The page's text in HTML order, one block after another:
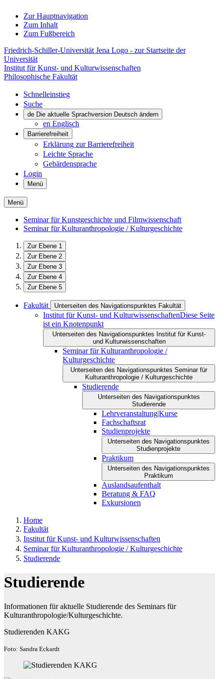
Zur Hauptnavigation
Zum Inhalt
Zum Fußbereich
Friedrich-Schiller-Universität Jena Logo - zur Startseite der
Universität
Institut für Kunst- und Kulturwissenschaften
Philosophische Fakultät
Schnelleinstieg
Suche
de Die aktuelle Sprachversion Deutsch ändern
en Englisch
Barrierefreiheit
Erklärung zur Barrierefreiheit
Leichte Sprache
Gebärdensprache
Login
Menü
Menü
Seminar für Kunstgeschichte und Filmwissenschaft
Seminar für Kulturanthropologie / Kulturgeschichte
Zur Ebene 1
Zur Ebene 2
Zur Ebene 3
Zur Ebene 4
Zur Ebene 5
Fakultät Unterseiten des Navigationspunktes Fakultät
Institut für Kunst- und KulturwissenschaftenDiese Seite
ist ein Knotenpunkt
Unterseiten des Navigationspunktes Institut für Kunst-
und Kulturwissenschaften
Seminar für Kulturanthropologie /
Kulturgeschichte
Unterseiten des Navigationspunktes Seminar für
Kulturanthropologie / Kulturgeschichte
Studierende
Unterseiten des Navigationspunktes
Studierende
Lehrveranstaltung|Kurse
Fachschaftsrat
Studienprojekte
Unterseiten des Navigationspunktes
Studienprojekte
Praktikum
Unterseiten des Navigationspunktes
Praktikum
Auslandsaufenthalt
Beratung & FAQ
Exkursionen
Home
Fakultät
Institut für Kunst- und Kulturwissenschaften
Seminar für Kulturanthropologie / Kulturgeschichte
Studierende
Studierende
Informationen für aktuelle Studierende des Seminars für
Kulturanthropologie/Kulturgeschichte.
Studierenden KAKG
Foto: Sandra Eckardt